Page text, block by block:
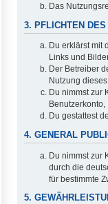
Das
3. PFLICHTEN DES
Du erklärst mit
Links und
Der Betreiber
Nutzung
Du nimmst zur
Du gestattest
4. GENERAL
Du nimmst zur
durch die
für bestimmte
5.